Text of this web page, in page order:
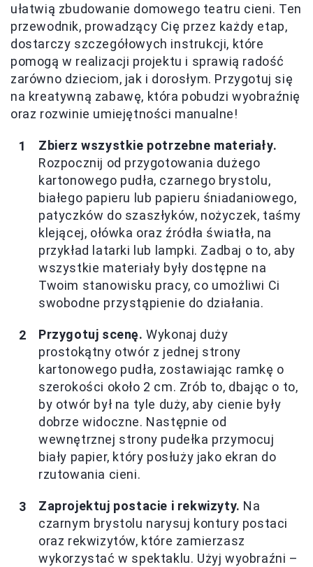
ułatwią zbudowanie domowego teatru cieni. Ten
przewodnik, prowadzący Cię przez każdy etap,
dostarczy szczegółowych instrukcji, które
pomogą w realizacji projektu i sprawią radość
zarówno dzieciom, jak i dorosłym. Przygotuj się
na kreatywną zabawę, która pobudzi wyobraźnię
oraz rozwinie umiejętności manualne!
Zbierz wszystkie potrzebne materiały.
Rozpocznij od przygotowania dużego
kartonowego pudła, czarnego brystolu,
białego papieru lub papieru śniadaniowego,
patyczków do szaszłyków, nożyczek, taśmy
klejącej, ołówka oraz źródła światła, na
przykład latarki lub lampki. Zadbaj o to, aby
wszystkie materiały były dostępne na
Twoim stanowisku pracy, co umożliwi Ci
swobodne przystąpienie do działania.
Przygotuj scenę. Wykonaj duży
prostokątny otwór z jednej strony
kartonowego pudła, zostawiając ramkę o
szerokości około 2 cm. Zrób to, dbając o to,
by otwór był na tyle duży, aby cienie były
dobrze widoczne. Następnie od
wewnętrznej strony pudełka przymocuj
biały papier, który posłuży jako ekran do
rzutowania cieni.
Zaprojektuj postacie i rekwizyty. Na
czarnym brystolu narysuj kontury postaci
oraz rekwizytów, które zamierzasz
wykorzystać w spektaklu. Użyj wyobraźni –